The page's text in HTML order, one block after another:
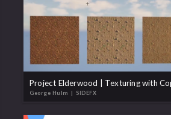
Project Elderwood | Texturing with
George Hulm | SIDEFX